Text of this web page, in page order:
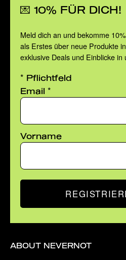
💌 10% FÜR DICH!
Meld dich an und bekomme
als Erstes über neue Produkte
exklusive Deals und Einblicke in
* Pflichtfeld
Email *
Vorname
ABOUT NEVERNOT